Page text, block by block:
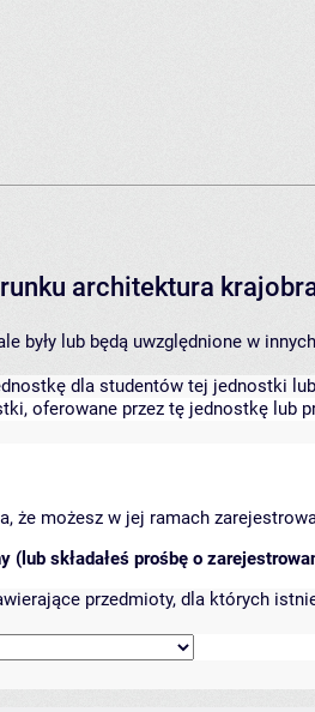
architektura
były lub będą uwzględnione w
dla studentów tej jednostki
oferowane przez tę jednostkę lub
że możesz w jej ramach
składałeś prośbę o
przedmioty, dla których